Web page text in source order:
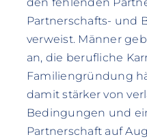
Partnerschafts- und
verweist. Männer
an, die berufliche
Familiengründung
damit stärker von
Bedingungen und
Partnerschaft auf